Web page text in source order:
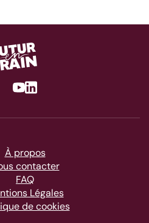
Youtube
Linkedin
À propos
contacter
FAQ
Légales
de cookies